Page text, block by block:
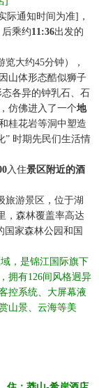
际通知时间为准]，
后乘约11:36出发的
览大约45分钟），
山体形态酷似狮子
各异的钟乳石、石
仿佛进入了一个地
桂花岩等洞中塑造
” 时期先民们生活情
入住景区附近的酒
旅游景区，位于湖
，森林覆盖率高达
国家森林公园和国
，是锦江国际旗下
拥有126间风格迥异
控系统、大屏幕液
山景、云海等美